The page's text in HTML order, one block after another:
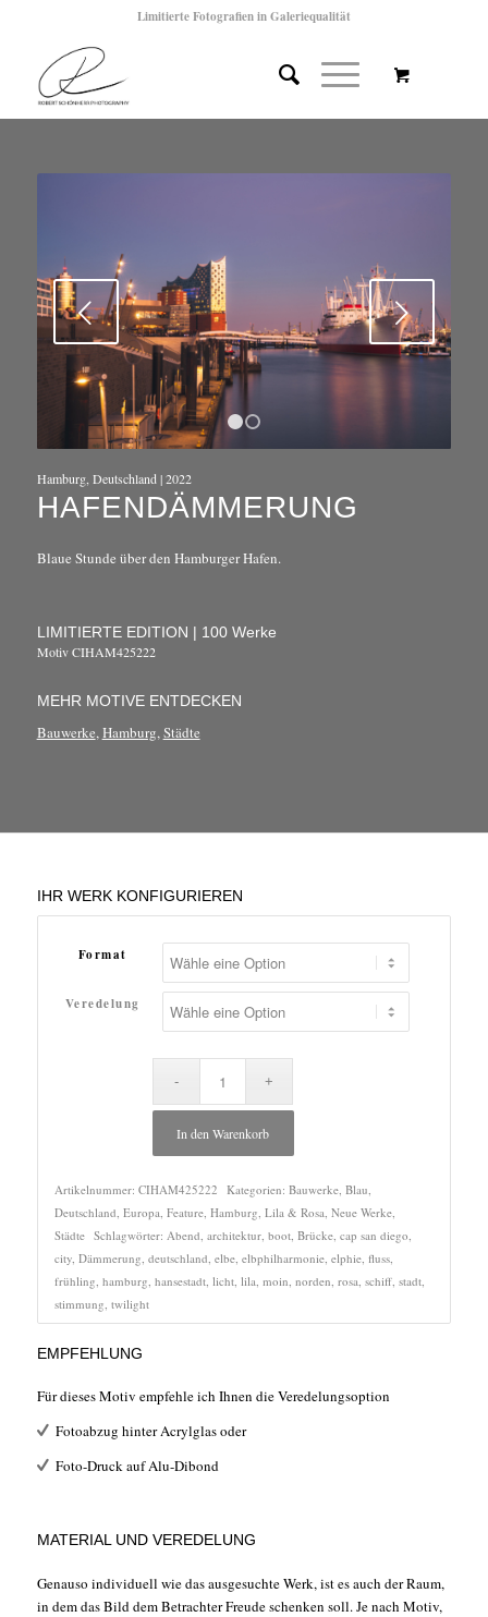
Limitierte Fotografien in Galeriequalität
Weiter
Hamburg, Deutschland | 2022
HAFENDÄMMERUNG
Blaue Stunde über den Hamburger Hafen.
LIMITIERTE EDITION | 100 Werke
Motiv CIHAM425222
MEHR MOTIVE ENTDECKEN
Bauwerke,Hamburg,Städte
IHR WERK KONFIGURIEREN
Format
Veredelung
In den Warenkorb
Artikelnummer: CIHAM425222 Kategorien: Bauwerke, Blau,
Deutschland, Europa, Feature, Hamburg, Lila & Rosa, Neue Werke,
Städte Schlagwörter: Abend, architektur, boot, Brücke, cap san diego,
city, Dämmerung, deutschland, elbe, elbphilharmonie, elphie, fluss,
frühling, hamburg, hansestadt, licht, lila, moin, norden, rosa, schiff, stadt,
stimmung, twilight
EMPFEHLUNG
Für dieses Motiv empfehle ich Ihnen die Veredelungsoption
Fotoabzug hinter Acrylglas oder
Foto-Druck auf Alu-Dibond
MATERIAL UND VEREDELUNG
Genauso individuell wie das ausgesuchte Werk, ist es auch der Raum,
in dem das Bild dem Betrachter Freude schenken soll. Je nach Motiv,